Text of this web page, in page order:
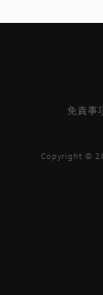
免責事
Copyright ©